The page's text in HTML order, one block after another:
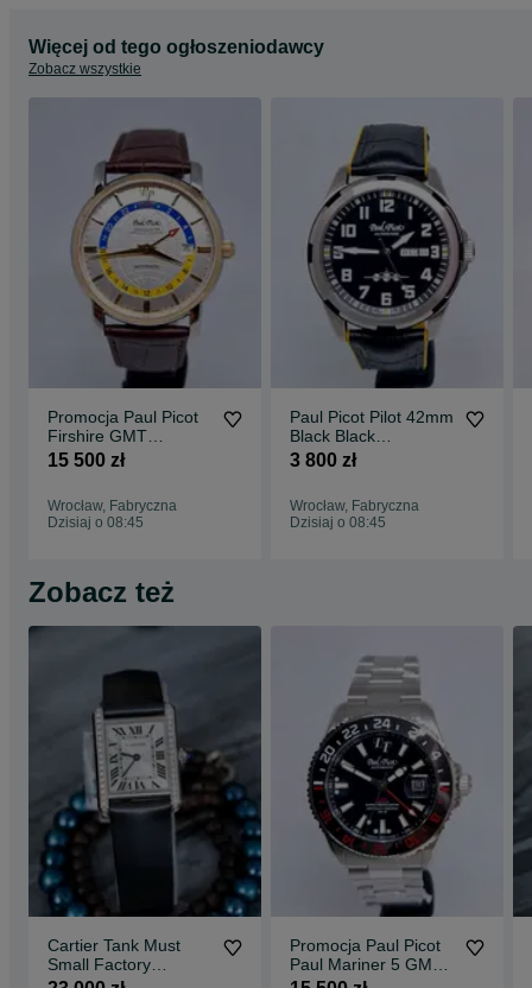
Więcej od tego ogłoszeniodawcy
Zobacz wszystkie
Promocja Paul Picot
Firshire GMT
P3755SR.GMT.764.1
15 500 zł
Wrocław, Fabryczna
Dzisiaj o 08:45
Paul Picot Pilot 42mm
Black Black
P2053.SGN.9111.331
3 800 zł
Wrocław, Fabryczna
Dzisiaj o 08:45
Zobacz też
Cartier Tank Must
Small Factory
Diamonds
Promocja Paul Picot
Paul Mariner 5 GMT
P4353SG.CN.311